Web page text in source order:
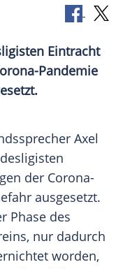
Eintracht
Pandemie
Axel
der Corona-
ausgesetzt.
Phase des
nur dadurch
worden,